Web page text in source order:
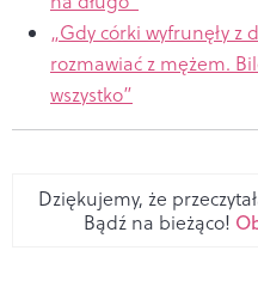
„Gdy córki wyfrunęły z
rozmawiać z mężem.
wszystko”
Dziękujemy, że
Bądź na bieżąco!